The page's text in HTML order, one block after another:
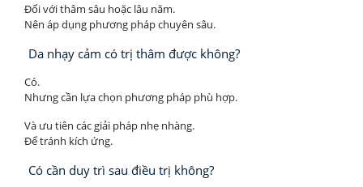
Đối với thâm sâu hoặc lâu năm.
Nên áp dụng phương pháp chuyên sâu.
Da nhạy cảm có trị thâm được không?
Có.
Nhưng cần lựa chọn phương pháp phù hợp.
Và ưu tiên các giải pháp nhẹ nhàng.
Để tránh kích ứng.
Có cần duy trì sau điều trị không?